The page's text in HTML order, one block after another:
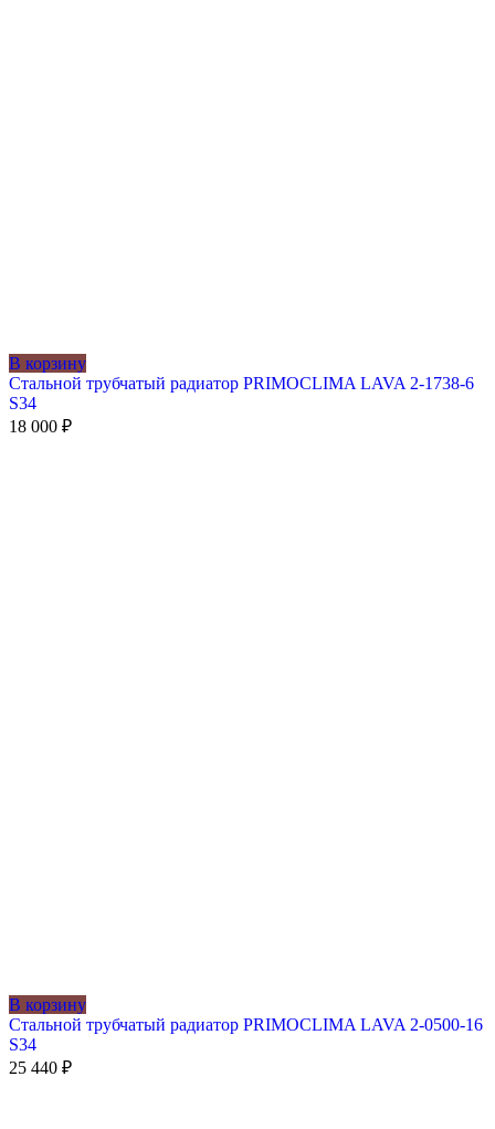
В корзину
Стальной трубчатый радиатор PRIMOCLIMA LAVA 2-1738-6
S34
18 000 ₽
В корзину
Стальной трубчатый радиатор PRIMOCLIMA LAVA 2-0500-16
S34
25 440 ₽